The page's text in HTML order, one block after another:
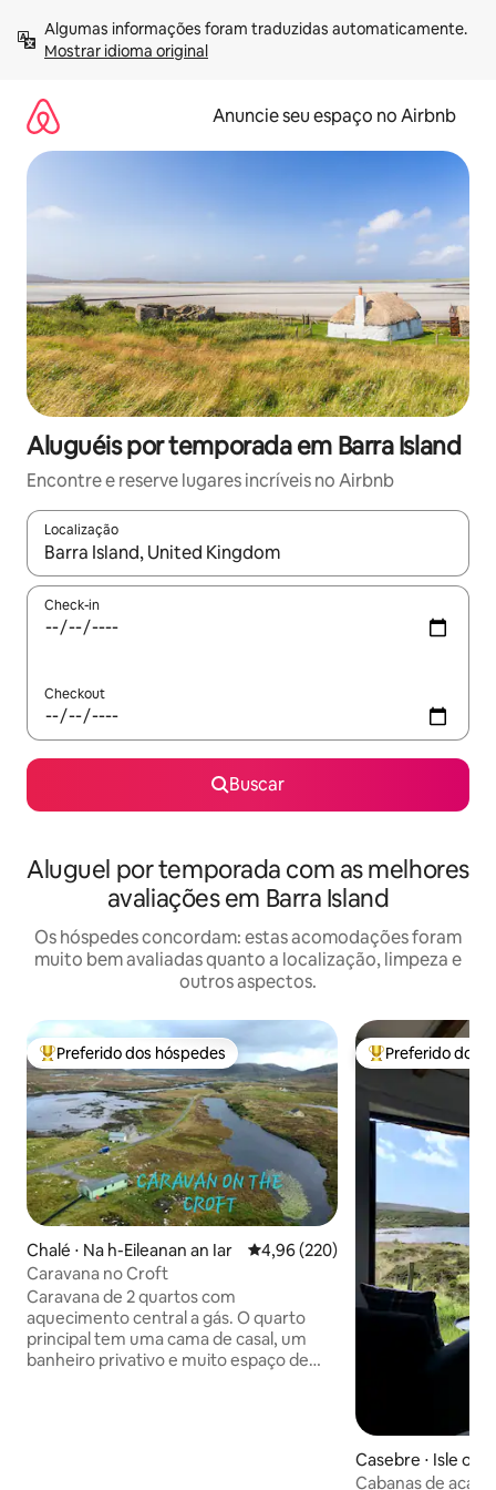
para
Mostrar idioma original
Anuncie seu espaço no Airbnb
Aluguéis por temporada em Barra Island
Encontre e reserve lugares incríveis no Airbnb
Localização
Quando os resultados estiverem disponíveis, explore-os
Check-in
Checkout
Buscar
Aluguel por temporada com as melhores
avaliações em Barra Island
Os hóspedes concordam: estas acomodações foram
muito bem avaliadas quanto a localização, limpeza e
outros aspectos.
Entre os melhores preferidos dos hóspedes
Preferido dos hóspedes
Chalé ⋅ Na h-Eileanan an Iar 4,96 de uma avaliação média de
4,96 (220)
Caravana no Croft
Caravana de 2 quartos com
aquecimento central a gás. O quarto
principal tem uma cama de casal, um
banheiro privativo e muito espaço de
Entre os
Preferido dos
Casebre ⋅ Isle of
Cabanas de